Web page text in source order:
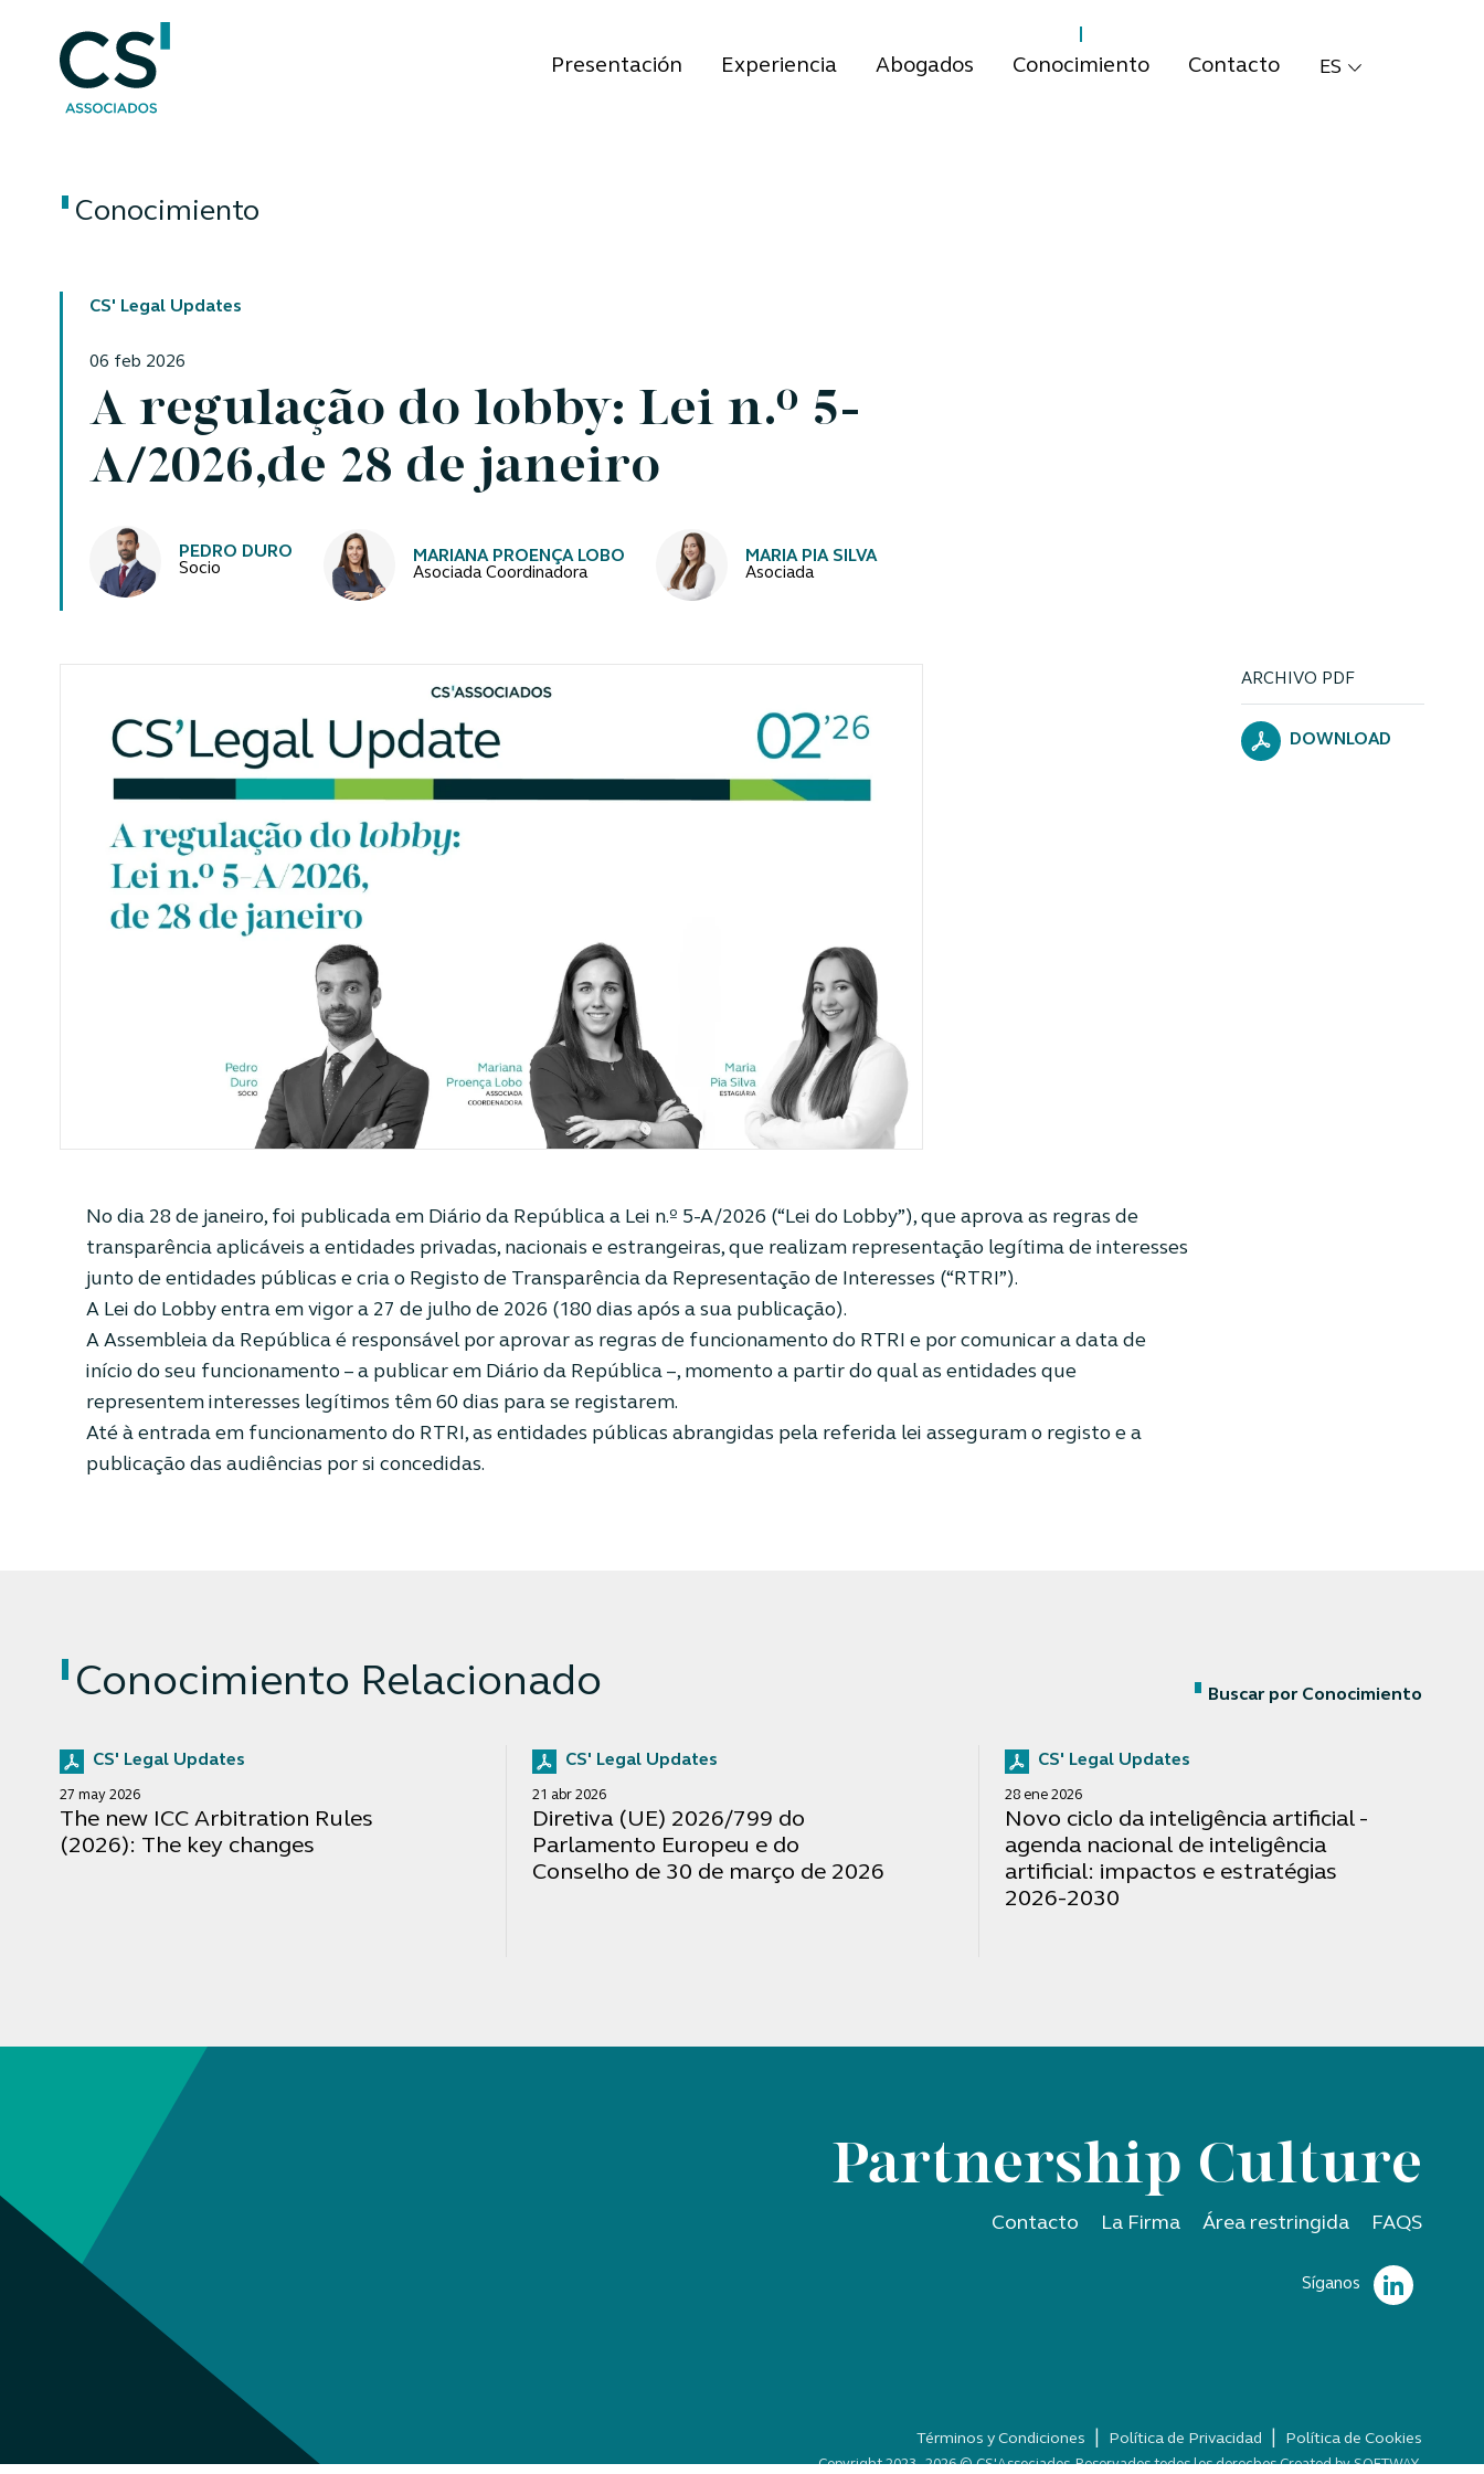
Presentación Experiencia Abogados Conocimiento Contacto ES
Conocimiento
CS' Legal Updates
06 feb 2026
A regulação do lobby: Lei n.º 5-
A/2026,de 28 de janeiro
Autores
PEDRO DURO
Socio
MARIANA PROENÇA LOBO
Asociada Coordinadora
MARIA PIA SILVA
Asociada
ARCHIVO PDF
DOWNLOAD
No dia 28 de janeiro, foi publicada em Diário da República a Lei n.º 5-A/2026 (“Lei do Lobby”), que aprova as regras de
transparência aplicáveis a entidades privadas, nacionais e estrangeiras, que realizam representação legítima de interesses
junto de entidades públicas e cria o Registo de Transparência da Representação de Interesses (“RTRI”).
A Lei do Lobby entra em vigor a 27 de julho de 2026 (180 dias após a sua publicação).
A Assembleia da República é responsável por aprovar as regras de funcionamento do RTRI e por comunicar a data de
início do seu funcionamento – a publicar em Diário da República –, momento a partir do qual as entidades que
representem interesses legítimos têm 60 dias para se registarem.
Até à entrada em funcionamento do RTRI, as entidades públicas abrangidas pela referida lei asseguram o registo e a
publicação das audiências por si concedidas.
Conocimiento Relacionado Buscar por Conocimiento
CS' Legal Updates
27 may 2026
The new ICC Arbitration Rules
(2026): The key changes
CS' Legal Updates
21 abr 2026
Diretiva (UE) 2026/799 do
Parlamento Europeu e do
Conselho de 30 de março de 2026
CS' Legal Updates
28 ene 2026
Novo ciclo da inteligência artificial -
agenda nacional de inteligência
artificial: impactos e estratégias
2026-2030
Partnership Culture
Contacto La Firma Área restringida FAQS
Síganos
Términos y Condiciones Política de Privacidad Política de Cookies
Copyright 2023 - 2026 © CS'Associados.Reservados todos los derechos Created bySOFTWAY.